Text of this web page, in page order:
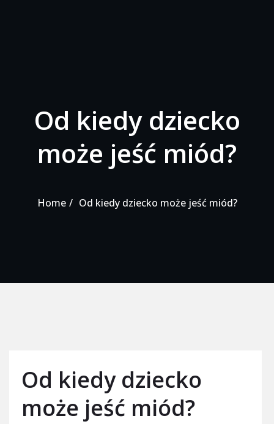
Od kiedy dziecko
może jeść miód?
Home Od kiedy dziecko może jeść miód?
Od kiedy dziecko
może jeść miód?